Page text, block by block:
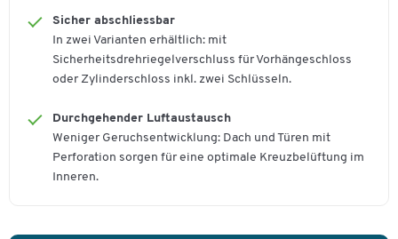
Sicher abschliessbar
In zwei Varianten erhältlich: mit
Sicherheitsdrehriegelverschluss für Vorhängeschloss
oder Zylinderschloss inkl. zwei Schlüsseln.
Durchgehender Luftaustausch
Weniger Geruchsentwicklung: Dach und Türen mit
Perforation sorgen für eine optimale Kreuzbelüftung im
Inneren.